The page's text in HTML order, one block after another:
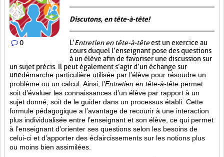
0
Discutons, en tête-à-tête!
L’Entretien en tête-à-têteest un exercice au
cours duquel l’enseignant pose des questions
à un élève afin de favoriser une discussion sur
un sujet précis. Il peut également s’agir d’un échange sur
unedémarche particulière utilisée par l’élève pour résoudre un
problème ou un calcul. Ainsi, l’Entretien en tête-à-tête permet
soit d’évaluer les connaissances d’un élève par rapport à un
sujet donné, soit de le guider dans un processus établi. Cette
formule pédagogique a l’avantage de recourir à une interaction
plus individualisée entre l’enseignant et son élève, ce qui permet
à l’enseignant d’orienter ses questions selon les besoins de
celui-ci et d’apporter des éclaircissements sur les notions plus
ou moins bien assimilées.